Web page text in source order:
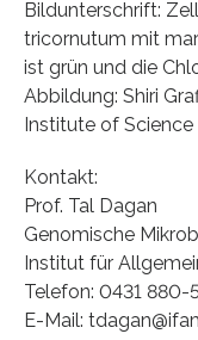
Bildunterschrift:
tricornutum mit
ist grün und die
Abbildung: Shiri
Institute of Science
Kontakt:
Prof. Tal Dagan
Genomische
Institut für
Telefon: 0431 880-
E-Mail: